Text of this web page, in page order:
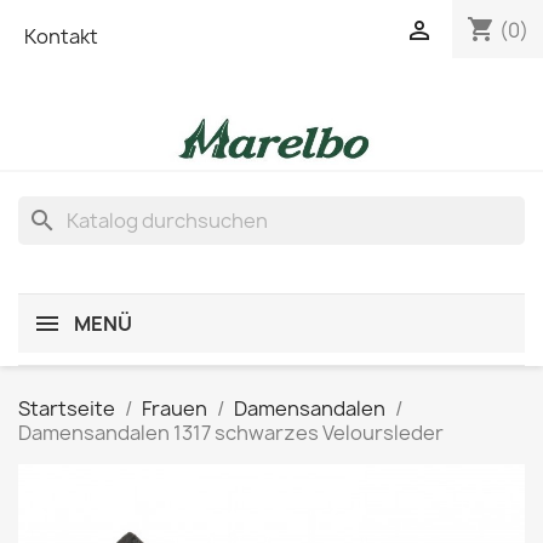
Kontakt shopping_cart (0)

search
MENÜ
Startseite Frauen
Damensandalen
Damensandalen 1317 schwarzes Veloursleder